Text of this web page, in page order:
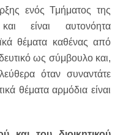
ενός Τμήματος της
είναι αυτονόητα
θέματα καθένας από
ως σύμβουλο και,
όταν συναντάτε
θέματα αρμόδια είναι